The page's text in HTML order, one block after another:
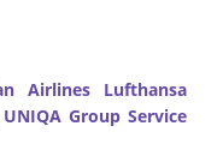
Airlines Lufthansa
Group Service